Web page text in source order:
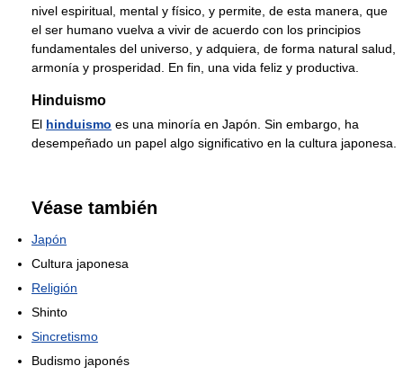
nivel espiritual, mental y físico, y permite, de esta manera, que
el ser humano vuelva a vivir de acuerdo con los principios
fundamentales del universo, y adquiera, de forma natural salud,
armonía y prosperidad. En fin, una vida feliz y productiva.
Hinduismo
El hinduismo es una minoría en Japón. Sin embargo, ha
desempeñado un papel algo significativo en la cultura japonesa.
Véase también
Japón
Cultura japonesa
Religión
Shinto
Sincretismo
Budismo japonés